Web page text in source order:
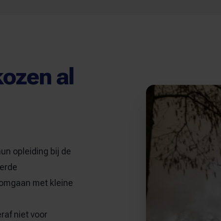
al
opleiding bij de
met kleine
niet voor